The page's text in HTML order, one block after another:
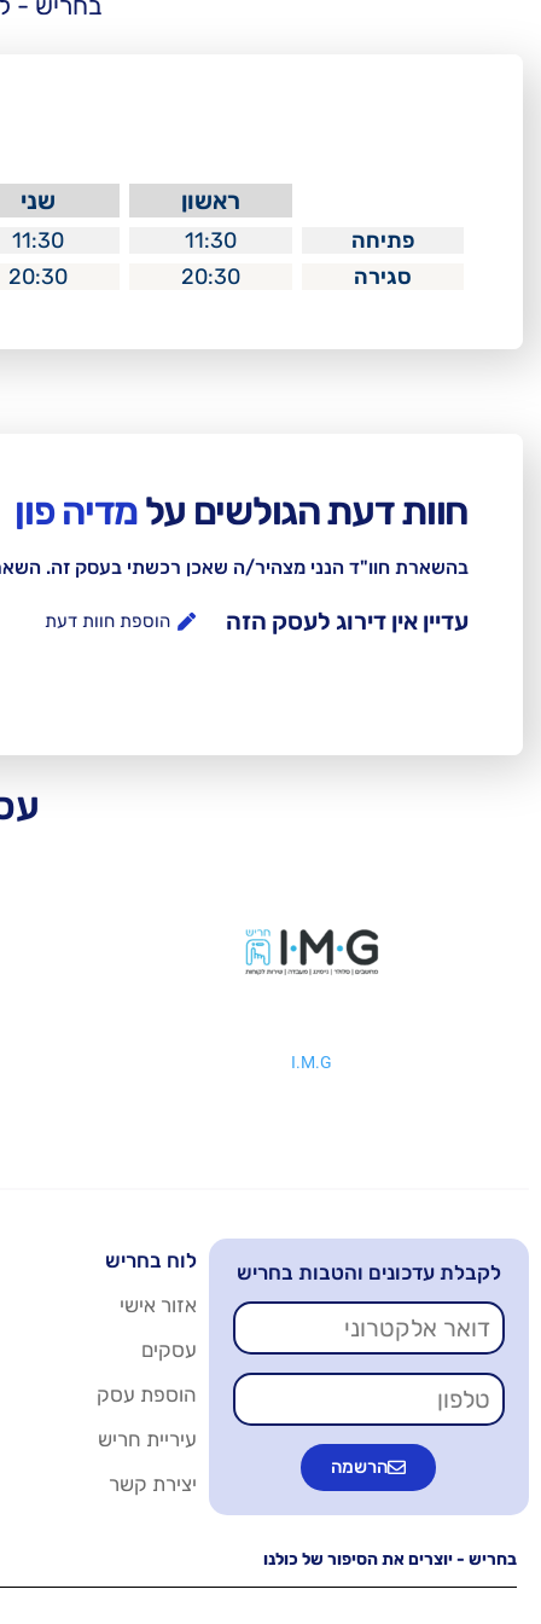
ראשון שני
פתיחה 11:30
11:30
סגירה
20:30
20:30
חוות דעת הגולשים עלמדיה פון
בהשארת חוו"ד הנני מצהיר/ה שאכן רכשתי בעסק זה.
עדיין אין דירוג לעסק הזה הוספת חוות דעת
I.M.G
לקבלת עדכונים והטבות בחריש
הרשמה
לוח בחריש
אזור אישי
עסקים
הוספת עסק
עיריית חריש
יצירת קשר
בחריש - יוצרים את הסיפור של כולנו